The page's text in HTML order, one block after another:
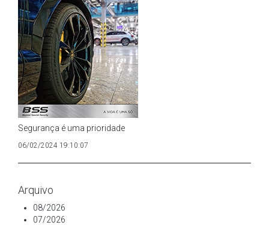
Segurança é uma prioridade
06/02/2024 19:10:07
Arquivo
08/2026
07/2026